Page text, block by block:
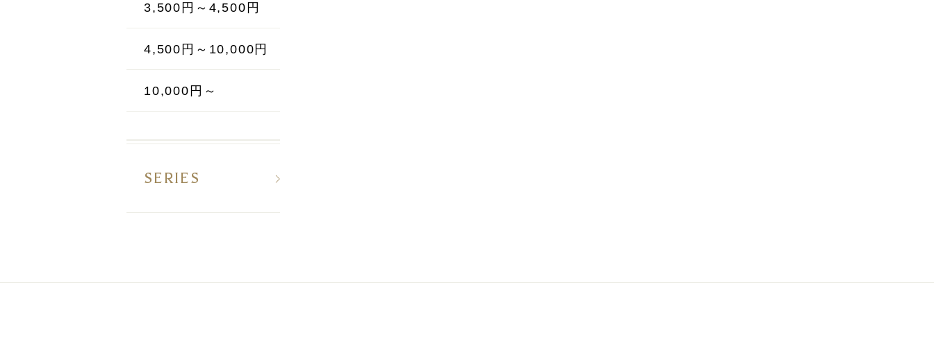
3,500円～4,500円
4,500円～10,000円
10,000円～
SERIES